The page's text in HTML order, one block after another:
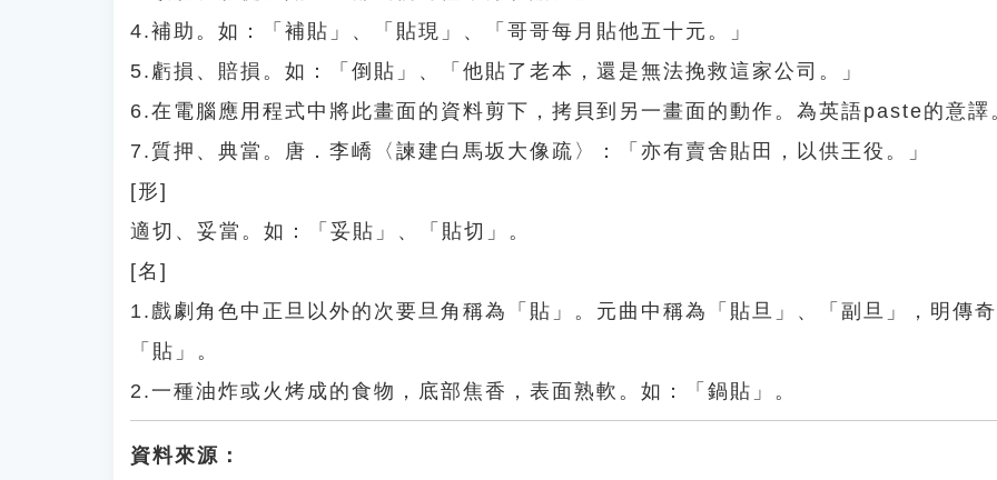
4.補助。如：「補貼」、「貼現」、「哥哥每月貼他五十元。」
5.虧損、賠損。如：「倒貼」、「他貼了老本，還是無法挽救這家公司。」
6.在電腦應用程式中將此畫面的資料剪下，拷貝到另一畫面的動作。為英語paste的意譯
7.質押、典當。唐．李嶠〈諫建白馬坂大像疏〉：「亦有賣舍貼田，以供王役。」
[形]
適切、妥當。如：「妥貼」、「貼切」。
[名]
1.戲劇角色中正旦以外的次要旦角稱為「貼」。元曲中稱為「貼旦」、「副旦」，明傳
「貼」。
2.一種油炸或火烤成的食物，底部焦香，表面熟軟。如：「鍋貼」。
資料來源：